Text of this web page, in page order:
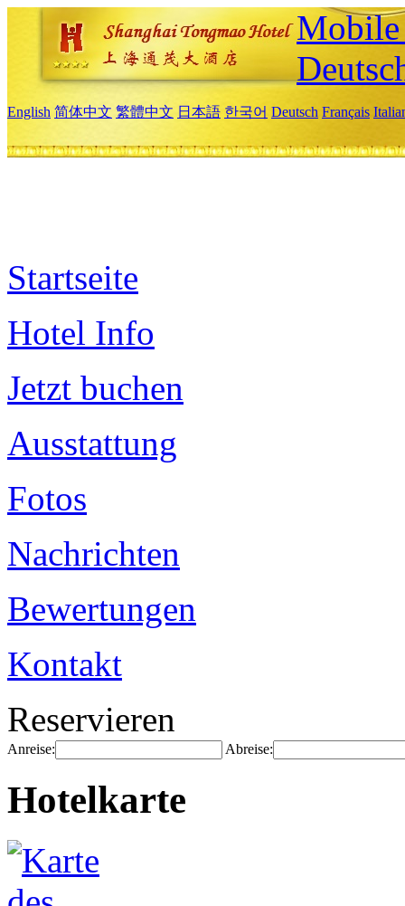
English 简体中文 繁體中文 日本語 한국어 Deutsch Français
Startseite
Hotel Info
Jetzt buchen
Ausstattung
Fotos
Nachrichten
Bewertungen
Kontakt
Reservieren
Anreise: Abreise:
Hotelkarte